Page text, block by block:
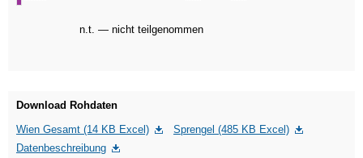
n.t. — nicht teilgenommen
Download Rohdaten
Wien Gesamt (14 KB Excel)
Sprengel (485 KB Excel)
Datenbeschreibung